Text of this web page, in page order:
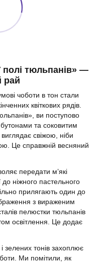
полі тюльпанів» —
рай
чоботи в тон стали
квіткових рядів.
ви поступово
та соковитим
свіжою, ніби
Це справжній весняний
передати м’які
до ніжного пастельного
прилягають один до
з вираженим
пелюстки тюльпанів
освітлення. Це додає
зелених тонів захоплює
Ми помітили, як